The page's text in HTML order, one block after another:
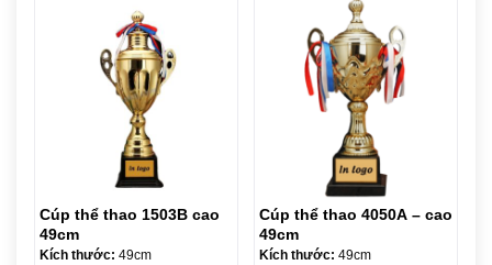
Cúp thể thao 1503B cao
49cm
Kích thước: 49cm
Cúp thể thao 4050A – cao
49cm
Kích thước: 49cm